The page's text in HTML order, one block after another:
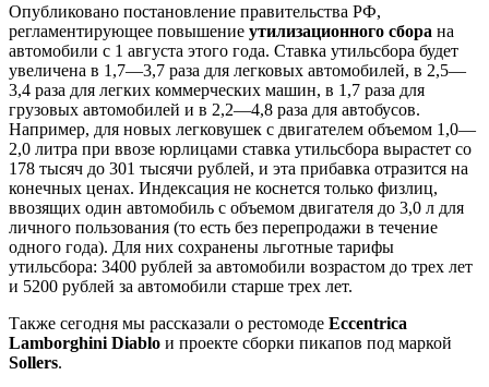
Опубликовано постановление правительства РФ,
регламентирующее повышение утилизационного сбора на
автомобили с 1 августа этого года. Ставка утильсбора будет
увеличена в 1,7—3,7 раза для легковых автомобилей, в 2,5—
3,4 раза для легких коммерческих машин, в 1,7 раза для
грузовых автомобилей и в 2,2—4,8 раза для автобусов.
Например, для новых легковушек с двигателем объемом 1,0—
2,0 литра при ввозе юрлицами ставка утильсбора вырастет со
178 тысяч до 301 тысячи рублей, и эта прибавка отразится на
конечных ценах. Индексация не коснется только физлиц,
ввозящих один автомобиль с объемом двигателя до 3,0 л для
личного пользования (то есть без перепродажи в течение
одного года). Для них сохранены льготные тарифы
утильсбора: 3400 рублей за автомобили возрастом до трех лет
и 5200 рублей за автомобили старше трех лет.
Также сегодня мы рассказали о рестомоде Eccentrica
Lamborghini Diablo и проекте сборки пикапов под маркой
Sollers.